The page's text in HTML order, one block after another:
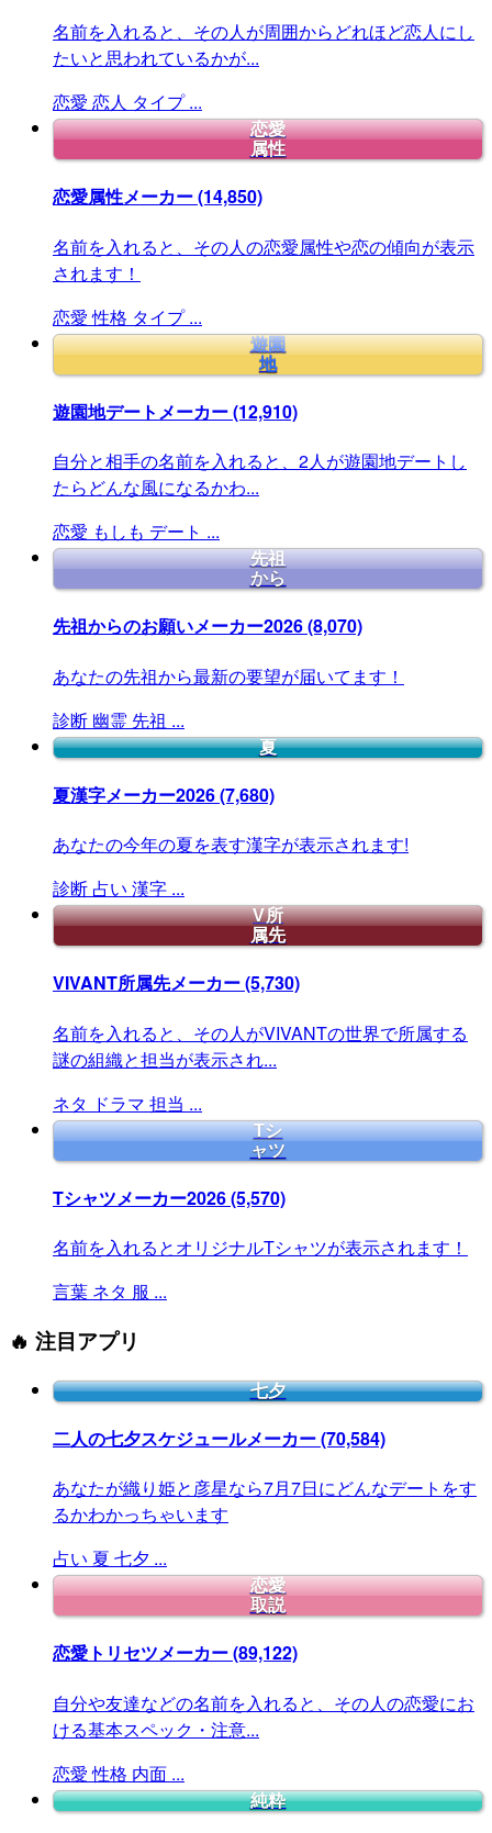
名前を入れると、その人が周囲からどれほど恋人にし
たいと思われているかが...
恋愛 恋人 タイプ ...
恋愛
属性
恋愛属性メーカー(14,850)
名前を入れると、その人の恋愛属性や恋の傾向が表示
されます！
恋愛 性格 タイプ ...
遊園
地
遊園地デートメーカー(12,910)
自分と相手の名前を入れると、2人が遊園地デートし
たらどんな風になるかわ...
恋愛 もしも デート ...
先祖
から
先祖からのお願いメーカー2026(8,070)
あなたの先祖から最新の要望が届いてます！
診断 幽霊 先祖 ...
夏
夏漢字メーカー2026(7,680)
あなたの今年の夏を表す漢字が表示されます!
診断 占い 漢字 ...
V所
属先
VIVANT所属先メーカー(5,730)
名前を入れると、その人がVIVANTの世界で所属する
謎の組織と担当が表示され...
ネタ ドラマ 担当 ...
Tシ
ャツ
Tシャツメーカー2026(5,570)
名前を入れるとオリジナルTシャツが表示されます！
言葉 ネタ 服 ...
🔥 注目アプリ
七夕
二人の七夕スケジュールメーカー(70,584)
あなたが織り姫と彦星なら7月7日にどんなデートをす
るかわかっちゃいます
占い 夏 七夕 ...
恋愛
取説
恋愛トリセツメーカー(89,122)
自分や友達などの名前を入れると、その人の恋愛にお
ける基本スペック・注意...
恋愛 性格 内面 ...
純粋